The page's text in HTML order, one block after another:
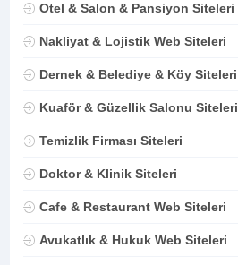
Otel & Salon & Pansiyon Siteleri
Nakliyat & Lojistik Web Siteleri
Dernek & Belediye & Köy Siteleri
Kuaför & Güzellik Salonu Siteleri
Temizlik Firması Siteleri
Doktor & Klinik Siteleri
Cafe & Restaurant Web Siteleri
Avukatlık & Hukuk Web Siteleri